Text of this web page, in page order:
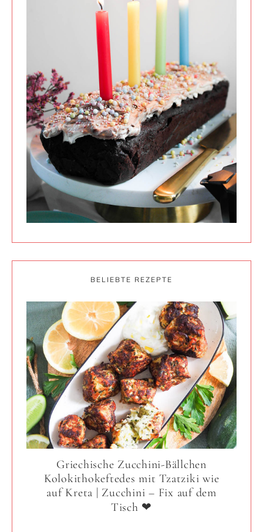
BELIEBTE REZEPTE
Griechische Zucchini-Bällchen
Kolokithokeftedes mit Tzatziki wie
auf Kreta | Zucchini – Fix auf dem
Tisch ❤